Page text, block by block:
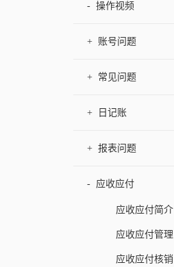
- 操作视频
+ 账号问题
+ 常见问题
+ 日记账
+ 报表问题
- 应收应付
应收应付简介
应收应付管理
应收应付核销